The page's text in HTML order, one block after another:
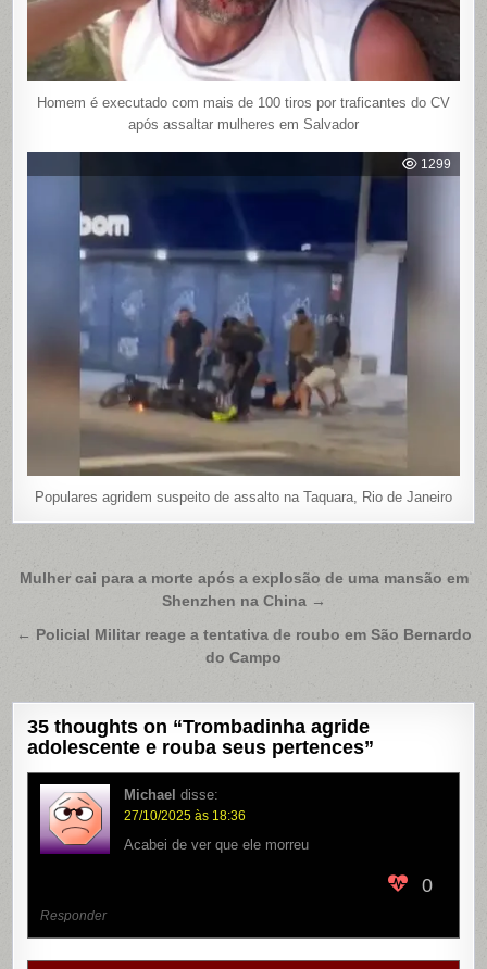
Homem é executado com mais de 100 tiros por traficantes do CV
após assaltar mulheres em Salvador
1299
Populares agridem suspeito de assalto na Taquara, Rio de Janeiro
Navegação
Post
Mulher cai para a morte após a explosão de uma mansão em
Shenzhen na China →
← Policial Militar reage a tentativa de roubo em São Bernardo
do Campo
35 thoughts on “Trombadinha agride
adolescente e rouba seus pertences”
Michael disse:
27/10/2025 às 18:36
Acabei de ver que ele morreu
0
Responder